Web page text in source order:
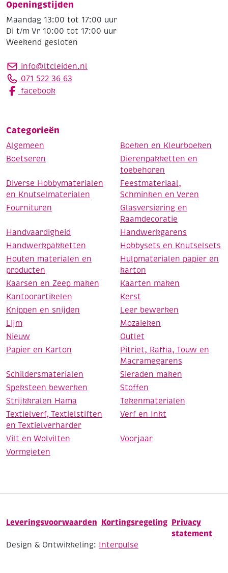
Openingstijden
Maandag 13:00 tot 17:00 uur
Di t/m Vr 10:00 tot 17:00 uur
Weekend gesloten
info@ltcleiden.nl
071 522 36 63
facebook
Categorieën
Algemeen
Boeken en Kleurboeken
Boetseren
Dierenpakketten en
toebehoren
Diverse Hobbymaterialen
en Knutselmaterialen
Feestmateriaal,
Schminken en Veren
Fournituren
Glasversiering en
Raamdecoratie
Handvaardigheid
Handwerkgarens
Handwerkpakketten
Hobbysets en Knutselsets
Houten materialen en
producten
Hulpmaterialen papier en
karton
Kaarsen en Zeep maken
Kaarten maken
Kantoorartikelen
Kerst
Knippen en snijden
Leer bewerken
Lijm
Mozaieken
Nieuw
Outlet
Papier en Karton
Pitriet, Raffia, Touw en
Macramegarens
Schildersmaterialen
Sieraden maken
Speksteen bewerken
Stoffen
Strijkkralen Hama
Tekenmaterialen
Textielverf, Textielstiften
en Textielverharder
Verf en Inkt
Vilt en Wolvilten
Voorjaar
Vormgieten
Leveringsvoorwaarden Kortingsregeling Privacy
statement
Design & Ontwikkeling: Interpulse